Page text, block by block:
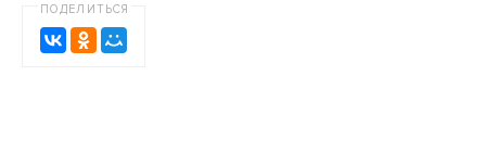
ПОДЕЛИТЬСЯ